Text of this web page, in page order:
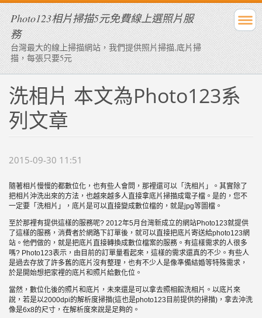
Photo123相片掃描5元免費線上選照片服
務
台灣最大的線上掃描網站，我們提供照片掃描,底片掃
描，每張只要5元
洗相片 本文為Photo123系
列文章
2015-09-30 11:51
隨著相片慢慢的都數位化，也有些人會問，那裡還可以「洗相片」。其實除了
把相片沖洗出來的方法，也越來越多人直接拿底片掃描成電子檔。是的，您不
一定要「洗相片」，底片是可以直接變成數位檔的，就是jpg等圖檔。
至於那裡有提供這樣的服務呢? 2012年5月台灣新成立的網站Photo123就提供
了這樣的服務，消費者於網路下訂單後，就可以直接把底片寄送給photo123網
站。他們做的，就是把底片直接轉換成數位檔案的服務。有這樣需求的人很多
嗎? Photo123表示，由目前的訂單量看起來，這樣的需求還真的不少。有些人
是過去存放了許多舊的底片沒有整理，也有不少人是像準備結婚等特殊需求，
於是開始想把家裡的底片和照片給數化位。
當然，數位化後的照片和底片，未來還是可以拿去照相館洗相片。以底片來
說，若是以2000dpi的解析度掃描(這也是photo123目前提供的掃描)，拿去沖洗
像是6x8的尺寸，在解析度來說是足夠的。